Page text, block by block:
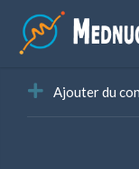
Ajouter du